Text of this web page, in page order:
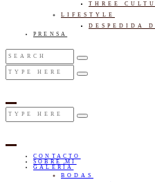
THREE
LIFESTYLE
DESPEDIDA
PRENSA
CONTACTO
SOBRE MI
GALERÍA
BODAS